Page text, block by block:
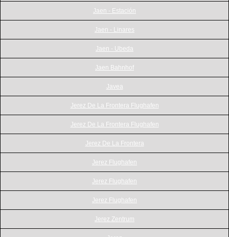
Jaen - Estación
Jaen - Linares
Jaen - Ubeda
Jaen Bahnhof
Javea
Jerez De La Frontera Flughafen
Jerez De La Frontera Flughafen
Jerez De La Frontera
Jerez Flughafen
Jerez Flughafen
Jerez Flughafen
Jerez Zentrum